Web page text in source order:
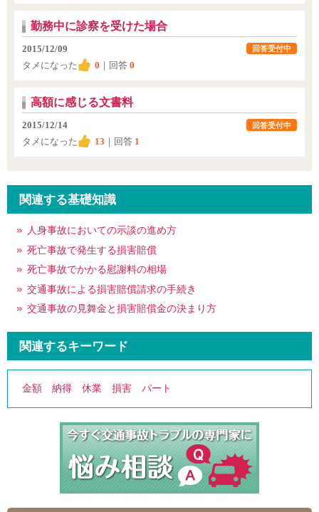
勤務中に診察を受けた場合
2015/12/09
タメになった
0 ｜回答 0
回答受付中
高額に感じる文書料
2015/12/14
タメになった
13 ｜回答 1
回答受付中
関連する基礎知識
人身事故においての示談の進め方
死亡事故で発生する損害賠償
死亡事故でかかる慰謝料の相場
交通事故による損害賠償請求の手続き
交通事故の見舞金と損害賠償金の決まり方
関連するキーワード
金額 納得 休業 損害 パート